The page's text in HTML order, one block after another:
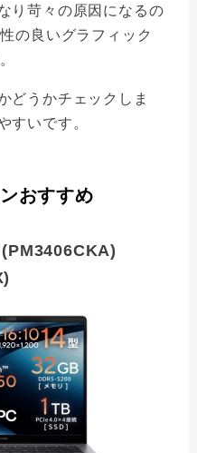
り苛々の原因になるの
の良いグラフィック
どうかチェックしま
すいです。
おすすめ